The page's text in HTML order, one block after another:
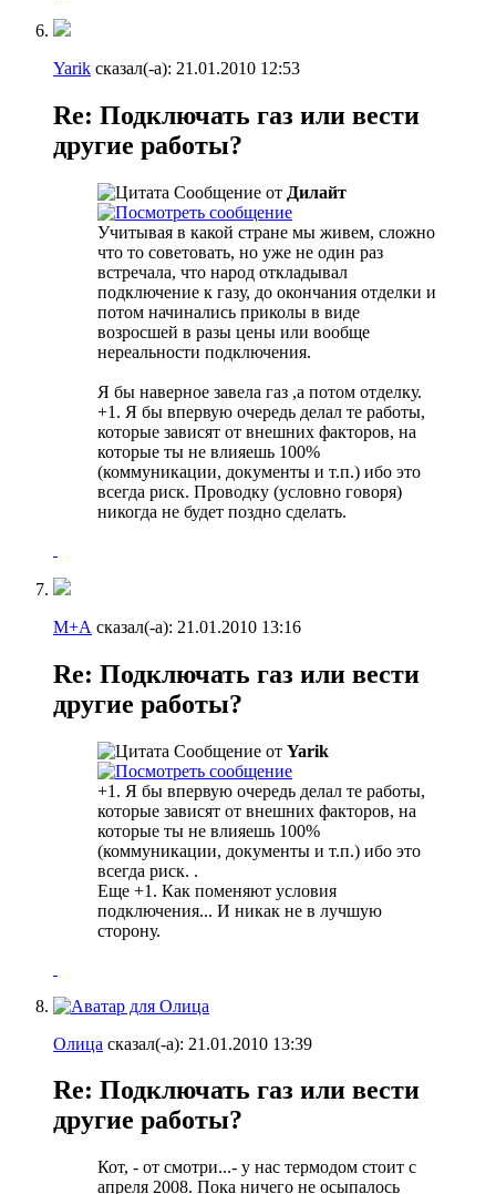
Yarik сказал(-а): 21.01.2010 12:53
Re: Подключать газ или вести
другие работы?
Сообщение от Дилайт
Учитывая в какой стране мы живем, сложно
что то советовать, но уже не один раз
встречала, что народ откладывал
подключение к газу, до окончания отделки и
потом начинались приколы в виде
возросшей в разы цены или вообще
нереальности подключения.
Я бы наверное завела газ ,а потом отделку.
+1. Я бы впервую очередь делал те работы,
которые зависят от внешних факторов, на
которые ты не влияешь 100%
(коммуникации, документы и т.п.) ибо это
всегда риск. Проводку (условно говоря)
никогда не будет поздно сделать.
М+А сказал(-а): 21.01.2010 13:16
Re: Подключать газ или вести
другие работы?
Сообщение от Yarik
+1. Я бы впервую очередь делал те работы,
которые зависят от внешних факторов, на
которые ты не влияешь 100%
(коммуникации, документы и т.п.) ибо это
всегда риск. .
Еще +1. Как поменяют условия
подключения... И никак не в лучшую
сторону.
Олица сказал(-а): 21.01.2010 13:39
Re: Подключать газ или вести
другие работы?
Кот, - от смотри...- у нас термодом стоит с
апреля 2008. Пока ничего не осыпалось